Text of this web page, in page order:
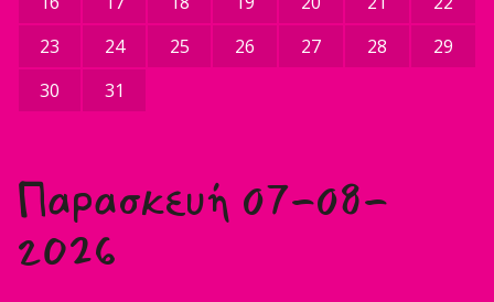
23
24 25 26 27 28
29
30
31
Παρασκευή 07-08-
2026